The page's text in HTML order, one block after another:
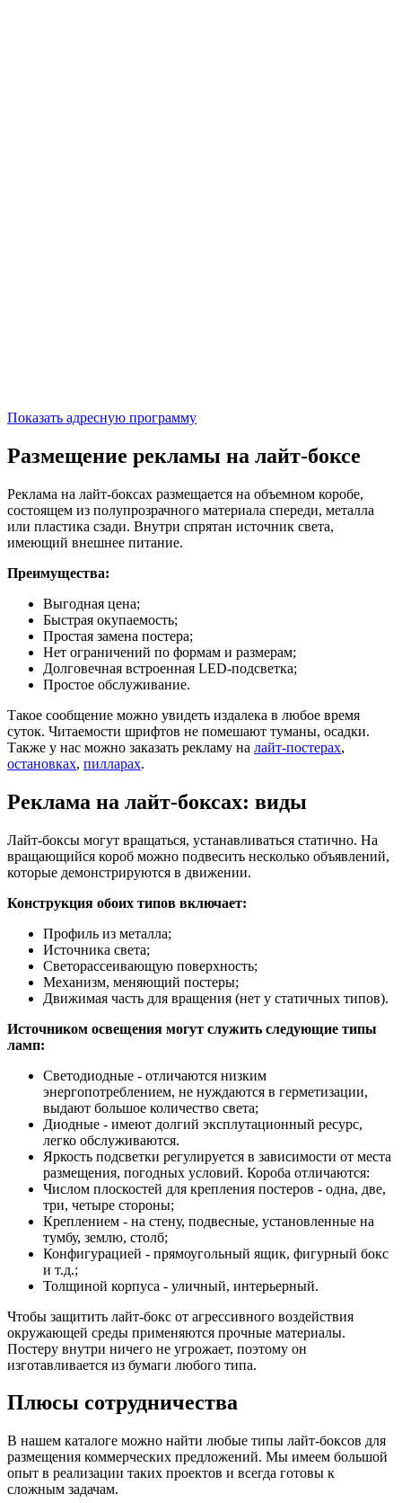
Показать адресную программу
Размещение рекламы на лайт-боксе
Реклама на лайт-боксах размещается на объемном коробе,
состоящем из полупрозрачного материала спереди, металла
или пластика сзади. Внутри спрятан источник света,
имеющий внешнее питание.
Преимущества:
Выгодная цена;
Быстрая окупаемость;
Простая замена постера;
Нет ограничений по формам и размерам;
Долговечная встроенная LED-подсветка;
Простое обслуживание.
Такое сообщение можно увидеть издалека в любое время
суток. Читаемости шрифтов не помешают туманы, осадки.
Также у нас можно заказать рекламу на лайт-постерах,
остановках, пилларах.
Реклама на лайт-боксах: виды
Лайт-боксы могут вращаться, устанавливаться статично. На
вращающийся короб можно подвесить несколько объявлений,
которые демонстрируются в движении.
Конструкция обоих типов включает:
Профиль из металла;
Источника света;
Светорассеивающую поверхность;
Механизм, меняющий постеры;
Движимая часть для вращения (нет у статичных типов).
Источником освещения могут служить следующие типы
ламп:
Светодиодные - отличаются низким
энергопотреблением, не нуждаются в герметизации,
выдают большое количество света;
Диодные - имеют долгий эксплутационный ресурс,
легко обслуживаются.
Яркость подсветки регулируется в зависимости от места
размещения, погодных условий. Короба отличаются:
Числом плоскостей для крепления постеров - одна, две,
три, четыре стороны;
Креплением - на стену, подвесные, установленные на
тумбу, землю, столб;
Конфигурацией - прямоугольный ящик, фигурный бокс
и т.д.;
Толщиной корпуса - уличный, интерьерный.
Чтобы защитить лайт-бокс от агрессивного воздействия
окружающей среды применяются прочные материалы.
Постеру внутри ничего не угрожает, поэтому он
изготавливается из бумаги любого типа.
Плюсы сотрудничества
В нашем каталоге можно найти любые типы лайт-боксов для
размещения коммерческих предложений. Мы имеем большой
опыт в реализации таких проектов и всегда готовы к
сложным задачам.